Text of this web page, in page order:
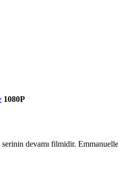
1080P
devamı filmidir.